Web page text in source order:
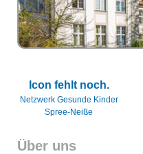
Notaufnahme
Notaufnahme
Icon fehlt noch.
Netzwerk Gesunde Kinder
Spree-Neiße
Über uns